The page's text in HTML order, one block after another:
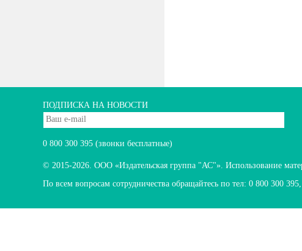
ПОДПИСКА НА НОВОСТИ
0 800 300 395 (звонки бесплатные)
© 2015-2026. ООО «Издательская группа "АС"». Использование
По всем вопросам сотрудничества обращайтесь по тел: 0 800 300 395